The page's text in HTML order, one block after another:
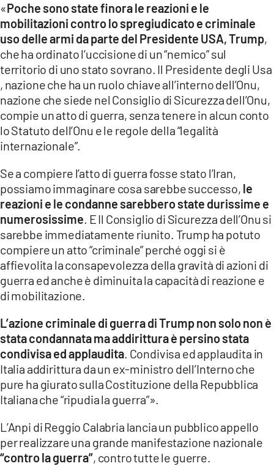
ILREGGINO.IT
COSENZACHANNEL.IT
ILVIBONESE.IT
CATANZAROCHANNEL.IT
LACAPITALENEWS.IT
App
APPLE
«Poche sono state finora le reazioni e le
mobilitazioni contro lo spregiudicato e criminale
uso delle armi da parte del Presidente USA, Trump,
che ha ordinato l’uccisione di un “nemico” sul
territorio di uno stato sovrano. Il Presidente degli Usa
, nazione che ha un ruolo chiave all’interno dell’Onu,
nazione che siede nel Consiglio di Sicurezza dell’Onu,
compie un atto di guerra, senza tenere in alcun conto
lo Statuto dell’Onu e le regole della “legalità
internazionale”.
Se a compiere l’atto di guerra fosse stato l’Iran,
possiamo immaginare cosa sarebbe successo, le
reazioni e le condanne sarebbero state durissime e
numerosissime. E Il Consiglio di Sicurezza dell’Onu si
sarebbe immediatamente riunito. Trump ha potuto
compiere un atto “criminale” perché oggi si è
affievolita la consapevolezza della gravità di azioni di
guerra ed anche è diminuita la capacità di reazione e
di mobilitazione.
L’azione criminale di guerra di Trump non solo non è
stata condannata ma addirittura è persino stata
condivisa ed applaudita. Condivisa ed applaudita in
Italia addirittura da un ex-ministro dell’Interno che
pure ha giurato sulla Costituzione della Repubblica
Italiana che “ripudia la guerra”».
L’Anpi di Reggio Calabria lancia un pubblico appello
per realizzare una grande manifestazione nazionale
“contro la guerra”, contro tutte le guerre.